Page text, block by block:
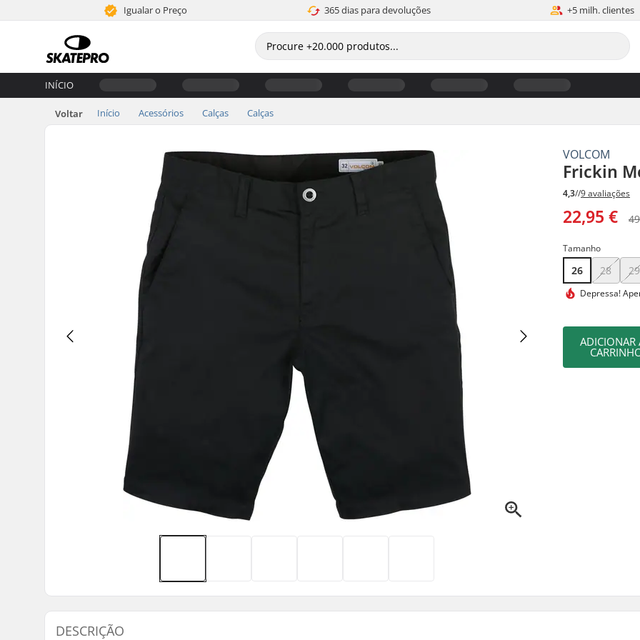
Igualar o Preço 365 dias para devoluções +5 milh. clientes
INÍCIO
Voltar Início Acessórios Calças Calças
VOLCOM
Frickin
4,3//9 avaliações
22,95 €
Tamanho
26 28 29
Depressa!
ADICIONAR
DESCRIÇÃO